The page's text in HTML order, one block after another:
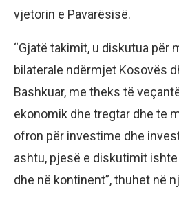
vjetorin e Pavarësisë.
“Gjatë takimit, u diskutua për
bilaterale ndërmjet Kosovës
Bashkuar, me theks të
ekonomik dhe tregtar dhe te
ofron për investime dhe
ashtu, pjesë e diskutimit
dhe në kontinent”, thuhet në